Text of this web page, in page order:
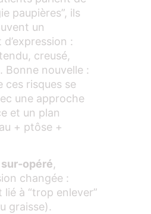
paupières”, ils
un
:
creusé,
Bonne nouvelle :
ces risques se
une approche
et un plan
+ ptôse +
sur-opéré,
changée :
lié à “trop enlever”
graisse).